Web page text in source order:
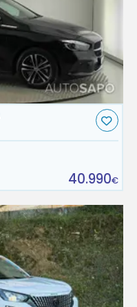
40.990€